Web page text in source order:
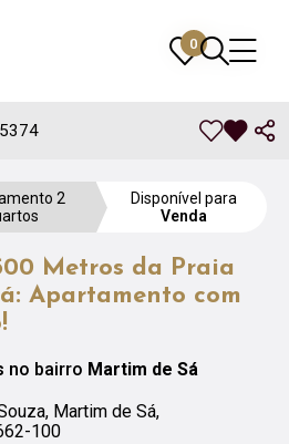
0
0
2
Disponível para
Venda
Metros da Praia
Apartamento com
no bairro Martim de Sá
Martim de Sá,
100